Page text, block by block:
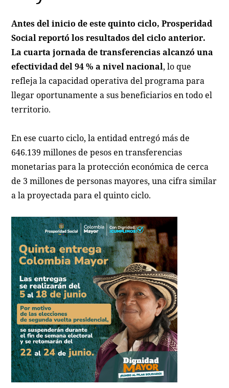
Antes del inicio de este quinto ciclo, Prosperidad
Social reportó los resultados del ciclo anterior.
La cuarta jornada de transferencias alcanzó una
efectividad del 94 % a nivel nacional, lo que
refleja la capacidad operativa del programa para
llegar oportunamente a sus beneficiarios en todo el
territorio.
En ese cuarto ciclo, la entidad entregó más de
646.139 millones de pesos en transferencias
monetarias para la protección económica de cerca
de 3 millones de personas mayores, una cifra similar
a la proyectada para el quinto ciclo.